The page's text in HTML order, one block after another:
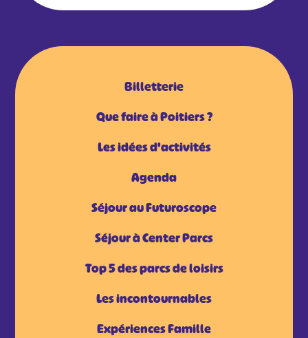
Billetterie
Que faire à Poitiers ?
Les idées d'activités
Agenda
Séjour au Futuroscope
Séjour à Center Parcs
Top 5 des parcs de loisirs
Les incontournables
Expériences Famille